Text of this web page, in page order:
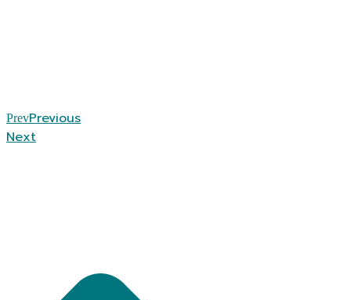
PrevPrevious
Next